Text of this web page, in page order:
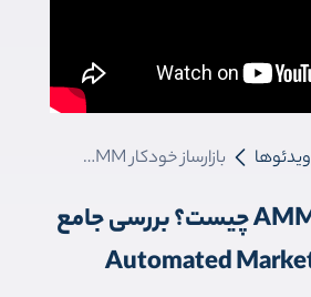
ویدئوها بازارساز خودکار AMM چیست؟ بررسی جامع مفهوم Automated Market Maker
بازارساز خودکار AMM چیست؟ بررسی جامع